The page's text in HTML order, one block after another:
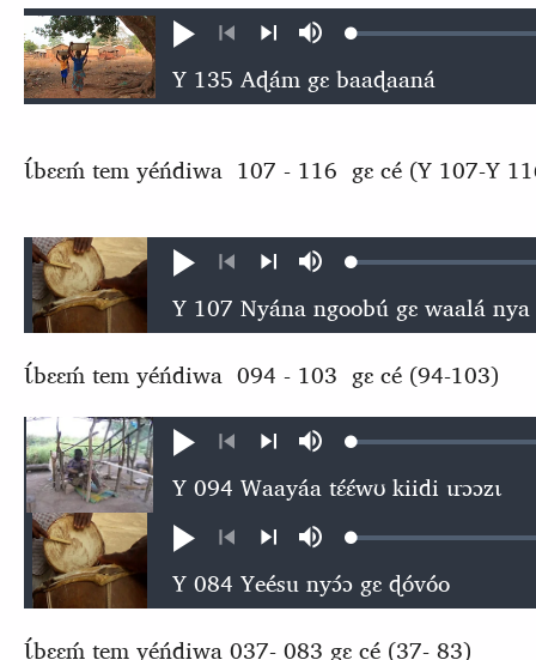
Ɖʊʊ́
kɩ́ńɖɛ́ɛ
nɛ́
kɩgɛgɛrɛŋɛ
nɛ́
búsuLoaded:
Ɩ́bɛɛḿ tem yéńdiwa 107 - 116 gɛ cé (Y 107-Y
Ɖʊʊ́
nɛ́
nɛ́
búsuLoaded:
Ɩ́bɛɛḿ tem yéńdiwa 094 - 103 gɛ cé (94-103)
Ɖʊʊ́
nɛ́
kɩgɛgɛrɛŋɛ
nɛ́
búsuLoaded:
Ɖʊʊ́
nɛ́
kɩgɛgɛrɛŋɛ
nɛ́
búsuLoaded:
Ɩ́bɛɛḿ tem yéńdiwa 037- 083 gɛ cé (37- 83)